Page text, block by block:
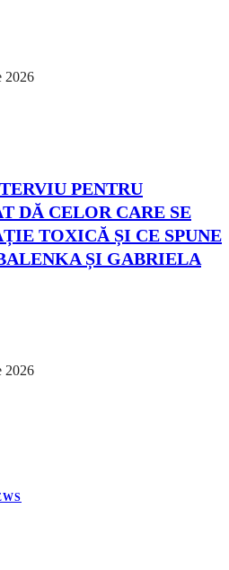
2026
PENTRU
DĂ CELOR CARE SE
TOXICĂ ȘI CE SPUNE
ȘI GABRIELA
2026